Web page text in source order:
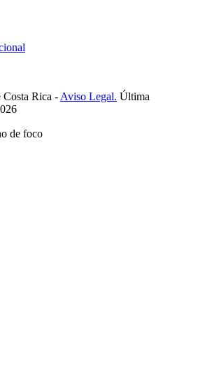
Rica - Aviso Legal. Última
de foco